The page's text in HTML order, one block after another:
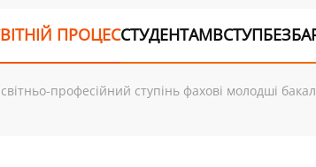
ПРОЦЕССТУДЕНТАМВСТУП
професійний ступінь фахові молодші